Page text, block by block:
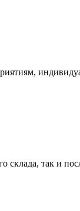
склада, так и